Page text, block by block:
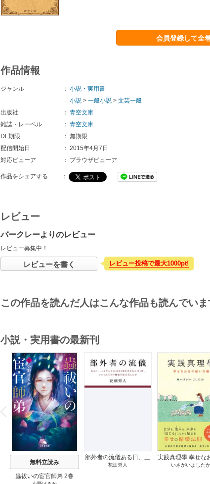
会員登録して全
作品情報
ジャンル ： 小説・実用書
小説 > 一般小説 > 文芸一般
出版社
： 青空文庫
雑誌・レーベル
： 青空文庫
DL期限
： 無期限
配信開始日
： 2015年4月7日
対応ビューア
： ブラウザビューア
作品をシェアする ：
レビュー
バークレーよりのレビュー
レビュー募集中！
レビューを書く レビュー投稿で最大1000pt!
この作品を読んだ人はこんな作品も読んでいま
小説・実用書の最新刊
P
r
e
v
i
o
u
s
無料立読み
蟲祓いの宦官師弟 2巻
部外者の流儀ある日、三
木たかしの5000曲を託さ
花畑秀人
実践真理學 幸せな
使い方編 1巻
いさがいよしたか